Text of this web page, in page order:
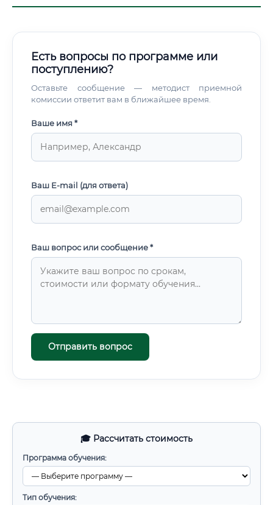
🎓 Рассчитать стоимость
Программа обучения:
Тип обучения:
Есть вопросы по программе или
поступлению?
Оставьте сообщение — методист приемной
комиссии ответит вам в ближайшее время.
Ваше имя *
Ваш E-mail (для ответа)
Ваш вопрос или сообщение *
Отправить вопрос